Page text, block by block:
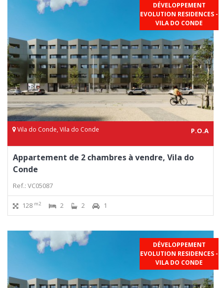
DÉVELOPPEMENT
EVOLUTION RESIDENCES -
VILA DO CONDE
Vila do Conde, Vila do Conde P.O.A
Appartement de 2 chambres à vendre, Vila do
Conde
Ref.: VC05087
128 m2 2 2 1
DÉVELOPPEMENT
EVOLUTION RESIDENCES -
VILA DO CONDE